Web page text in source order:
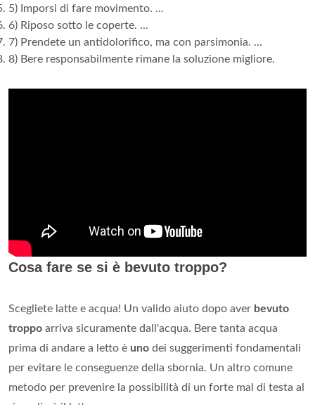
5) Imporsi di fare movimento. ...
6) Riposo sotto le coperte. ...
7) Prendete un antidolorifico, ma con parsimonia. ...
8) Bere responsabilmente rimane la soluzione migliore.
Cosa fare se si è bevuto troppo?
Scegliete latte e acqua! Un valido aiuto dopo aver bevuto
troppo arriva sicuramente dall'acqua. Bere tanta acqua
prima di andare a letto è uno dei suggerimenti fondamentali
per evitare le conseguenze della sbornia. Un altro comune
metodo per prevenire la possibilità di un forte mal di testa al